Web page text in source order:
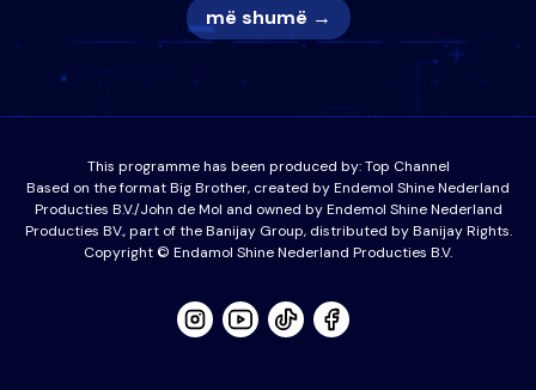
më shumë →
This programme has been produced by:Top Channel
Based on the format Big Brother, created by Endemol Shine Nederland
Producties B.V./John de Mol and owned by Endemol Shine Nederland
Producties BV., part of the Banijay Group, distributed by Banijay Rights.
Copyright © Endamol Shine Nederland Producties B.V.